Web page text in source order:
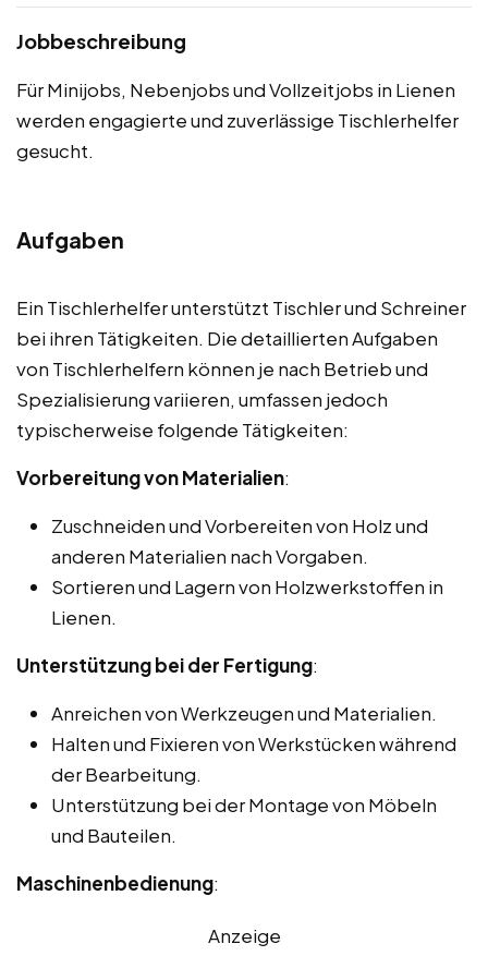
Jobbeschreibung
Für Minijobs, Nebenjobs und Vollzeitjobs in Lienen
werden engagierte und zuverlässige Tischlerhelfer
gesucht.
Aufgaben
Ein Tischlerhelfer unterstützt Tischler und Schreiner
bei ihren Tätigkeiten. Die detaillierten Aufgaben
von Tischlerhelfern können je nach Betrieb und
Spezialisierung variieren, umfassen jedoch
typischerweise folgende Tätigkeiten:
Vorbereitung von Materialien:
Zuschneiden und Vorbereiten von Holz und
anderen Materialien nach Vorgaben.
Sortieren und Lagern von Holzwerkstoffen in
Lienen.
Unterstützung bei der Fertigung:
Anreichen von Werkzeugen und Materialien.
Halten und Fixieren von Werkstücken während
der Bearbeitung.
Unterstützung bei der Montage von Möbeln
und Bauteilen.
Maschinenbedienung:
Anzeige